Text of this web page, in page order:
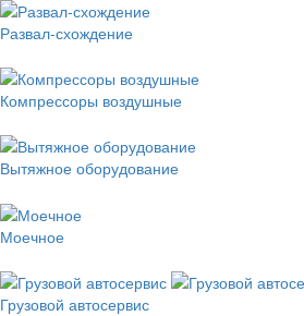
Развал-схождение
Компрессоры воздушные
Вытяжное оборудование
Моечное
Грузовой автосервис